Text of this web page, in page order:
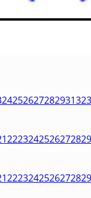
2425262728293132
2223242526272829
2223242526272829